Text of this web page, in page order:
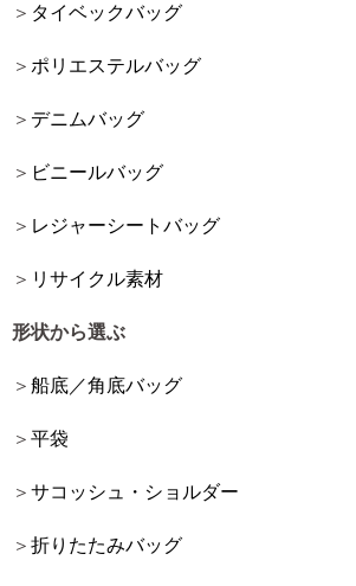
タイベックバッグ
ポリエステルバッグ
デニムバッグ
ビニールバッグ
レジャーシートバッグ
リサイクル素材
形状から選ぶ
船底／角底バッグ
平袋
サコッシュ・ショルダー
折りたたみバッグ